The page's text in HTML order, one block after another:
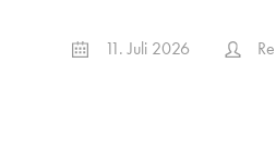
11. Juli 2026 Re